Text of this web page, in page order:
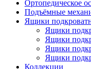
Ортопедическое
Подъёмные
Ящики
Ящики
Ящики
Ящики
Ящики
Коллекции